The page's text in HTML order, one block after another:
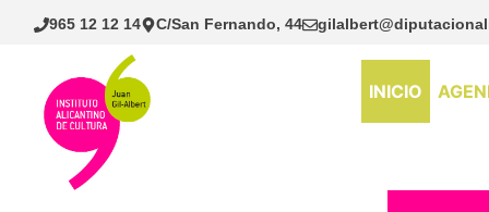
Saltar
965 12 12 14 C/San Fernando, 44
INICIO